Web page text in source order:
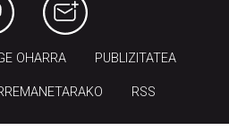
OHARRA PUBLIZITATEA
RSS